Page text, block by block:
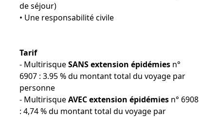
de séjour)
• Une responsabilité civile
Tarif
- MultirisqueSANS extension épidémies n°
6907 : 3.95 % du montant total du voyage par
personne
- MultirisqueAVEC extension épidémies n° 6908
: 4,74 % du montant total du voyage par